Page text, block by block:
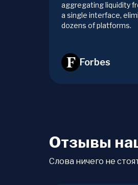
aggregating liquidity
a single interface,
dozens of platforms.
Forbes
Отзывы
Слова ничего не